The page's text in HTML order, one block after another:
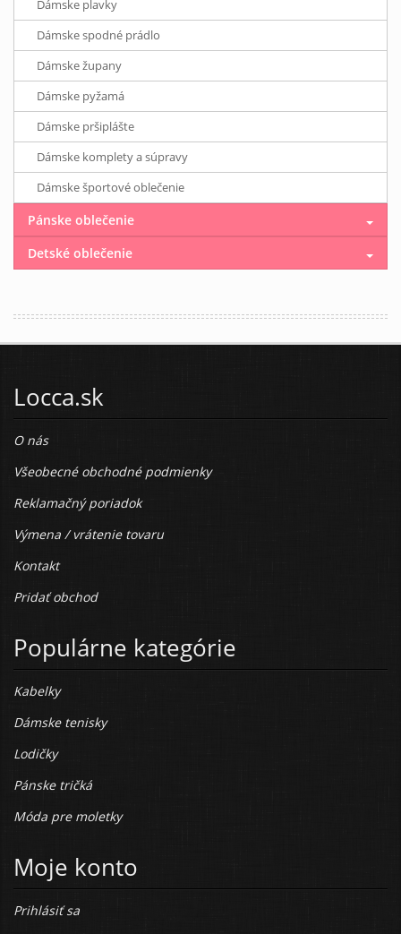
Dámske plavky
Dámske spodné prádlo
Dámske župany
Dámske pyžamá
Dámske pršiplášte
Dámske komplety a súpravy
Dámske športové oblečenie
Pánske oblečenie
Detské oblečenie
Locca.sk
O nás
Všeobecné obchodné podmienky
Reklamačný poriadok
Výmena / vrátenie tovaru
Kontakt
Pridať obchod
Populárne kategórie
Kabelky
Dámske tenisky
Lodičky
Pánske tričká
Móda pre moletky
Moje konto
Prihlásiť sa